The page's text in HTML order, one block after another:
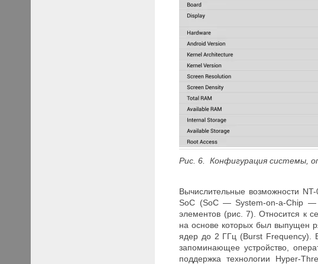
Рис. 6. Конфигурация системы,
Вычислительные возможности
SoC (SoC — System-on-a-Chip —
элементов (рис. 7). Относится к
на основе которых был выпущен
ядер до 2 ГГц (Burst Frequency).
запоминающее устройство,
поддержка технологии Hyper-